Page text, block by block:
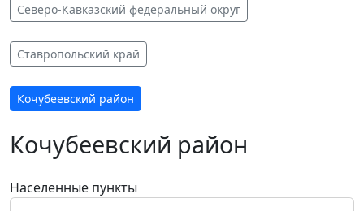
Северо-Кавказский федеральный округ
Ставропольский край
Кочубеевский район
Кочубеевский район
Населенные пункты